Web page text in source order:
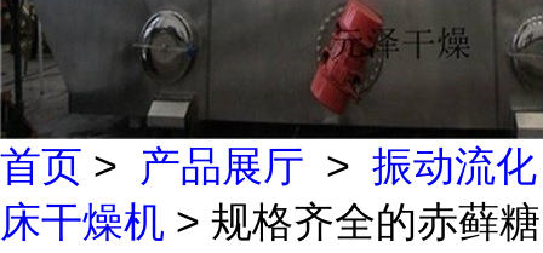
首页 > 产品展厅 > 振动流化
床干燥机 > 规格齐全的赤藓糖